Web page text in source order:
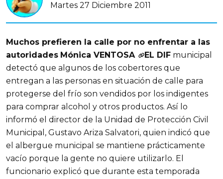
Martes 27 Diciembre 2011
Muchos prefieren la calle por no enfrentar a las
autoridades Mónica VENTOSA EL DIF municipal
detectó que algunos de los cobertores que
entregan a las personas en situación de calle para
protegerse del frío son vendidos por los indigentes
para comprar alcohol y otros productos. Así lo
informó el director de la Unidad de Protección Civil
Municipal, Gustavo Ariza Salvatori, quien indicó que
el albergue municipal se mantiene prácticamente
vacío porque la gente no quiere utilizarlo. El
funcionario explicó que durante esta temporada